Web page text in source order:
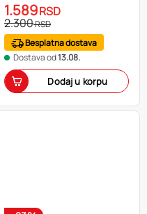
1.589RSD
2.300RSD
Besplatna dostava
Dostava od13.08.
Dodaj u korpu